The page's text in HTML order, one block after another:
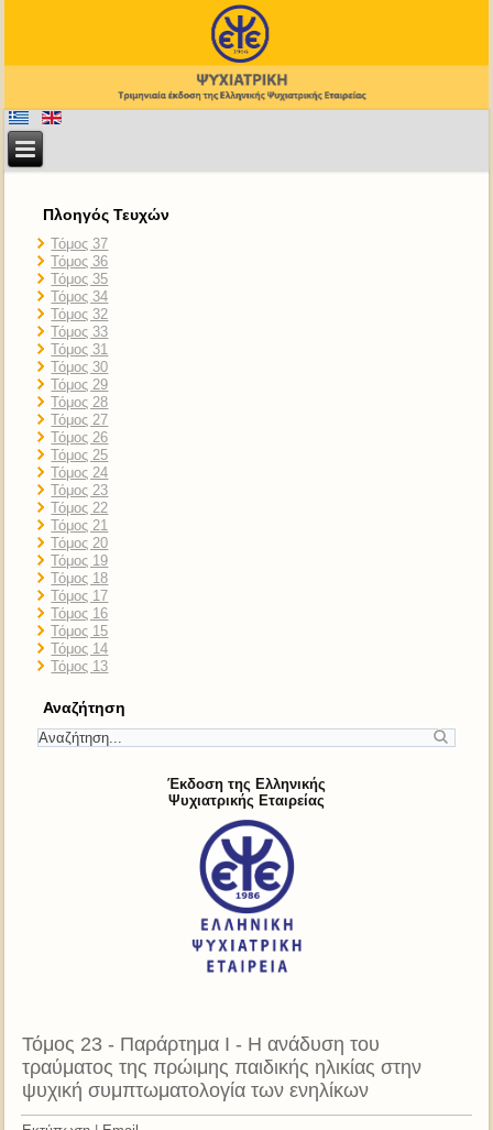
Πλοηγός Τευχών
Τόμος 37
Τόμος 36
Τόμος 35
Τόμος 34
Τόμος 32
Τόμος 33
Τόμος 31
Τόμος 30
Τόμος 29
Τόμος 28
Τόμος 27
Τόμος 26
Τόμος 25
Τόμος 24
Τόμος 23
Τόμος 22
Τόμος 21
Τόμος 20
Τόμος 19
Τόμος 18
Τόμος 17
Τόμος 16
Τόμος 15
Τόμος 14
Τόμος 13
Αναζήτηση
Έκδοση της Ελληνικής
Ψυχιατρικής Εταιρείας
Τόμος 23 - Παράρτημα Ι - Η ανάδυση του
τραύματος της πρώιμης παιδικής ηλικίας στην
ψυχική συμπτωματολογία των ενηλίκων